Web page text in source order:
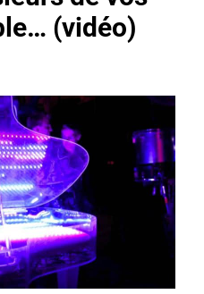
(vidéo)